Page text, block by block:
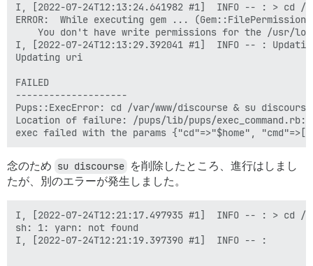
I, [2022-07-24T12:13:24.641982 #1]  INFO -- : > cd /
ERROR:  While executing gem ...
You don't have write permissions for the /usr/
I, [2022-07-24T12:13:29.392041 #1]  INFO -- :
Updating uri
FAILED
--------------------
Pups::ExecError: cd /var/www/discourse & su
Location of failure: /pups/lib/pups/
念のため su discourse を削除したところ、進行はしまし
たが、別のエラーが発生しました。
I, [2022-07-24T12:21:17.497935 #1]  INFO -- : > cd /
sh: 1: yarn: not found
I, [2022-07-24T12:21:19.397390 #1]  INFO -- :